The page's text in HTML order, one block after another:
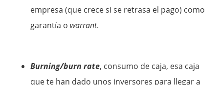
empresa (que crece si se retrasa el pago) como
garantía o warrant.
Burning/burn rate, consumo de caja, esa caja
que te han dado unos inversores para llegar a